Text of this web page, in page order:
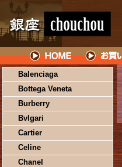
Balenciaga
Bottega Veneta
Burberry
Bvlgari
Cartier
Celine
Chanel